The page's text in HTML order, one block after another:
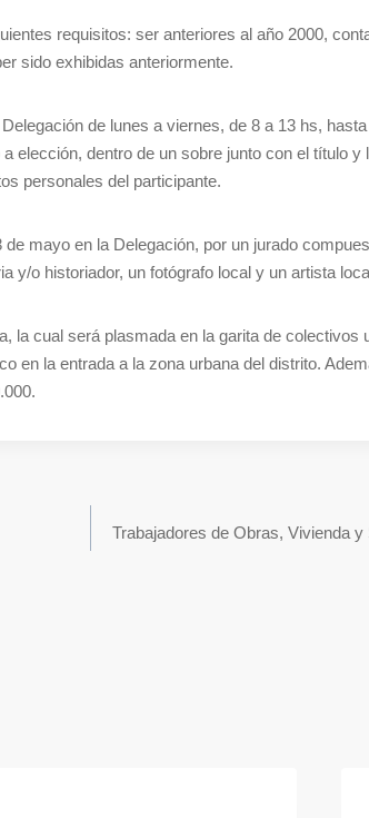
requisitos: ser anteriores al año 2000,
sido exhibidas anteriormente.
de lunes a viernes, de 8 a 13 hs,
elección, dentro de un sobre junto con el título y
personales del participante.
mayo en la Delegación, por un jurado
y/o historiador, un fotógrafo local y un artista
la cual será plasmada en la garita de colectivos
en la entrada a la zona urbana del distrito.
Trabajadores de Obras, Vivienda